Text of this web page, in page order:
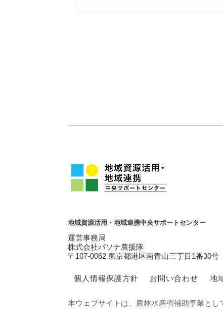
地域資源活用・地域連携中央サポートセンター
運営事務局
株式会社パソナ農援隊
〒107-0062 東京都港区南青山三丁目1番30号
個人情報保護方針 お問い合わせ 地
本ウェブサイトは、農林水産省補助事業とし